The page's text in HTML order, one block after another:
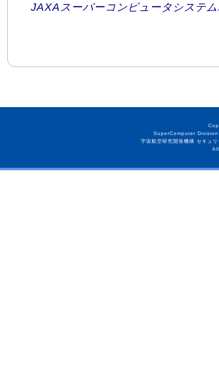
JAXAスーパーコンピュータシステ
SuperComputer
宇宙航空研究開発機構 セキュ